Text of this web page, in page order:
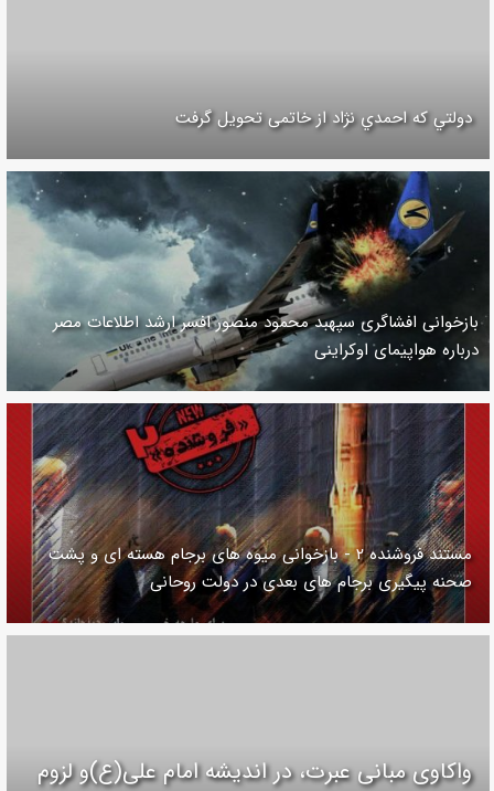
دولتي كه احمدي نژاد از خاتمی تحويل گرفت
بازخوانی افشاگری سپهبد محمود منصور افسر ارشد اطلاعات مصر
درباره هواپیمای اوکراینی
مستند فروشنده ۲ - بازخوانی میوه های برجام هسته ای و پشت
صحنه پیگیری برجام های بعدی در دولت روحانی
واکاوی مبانی عبرت، در اندیشه امام علی(ع)و لزوم